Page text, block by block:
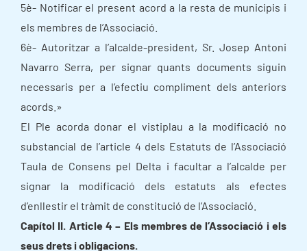
5è- Notificar el present acord a la resta de municipis i
els membres de l’Associació.
6è- Autoritzar a l’alcalde-president, Sr. Josep Antoni
Navarro Serra, per signar quants documents siguin
necessaris per a l’efectiu compliment dels anteriors
acords.»
El Ple acorda donar el vistiplau a la modificació no
substancial de l’article 4 dels Estatuts de l’Associació
Taula de Consens pel Delta i facultar a l’alcalde per
signar la modificació dels estatuts als efectes
d’enllestir el tràmit de constitució de l’Associació.
Capítol II. Article 4 – Els membres de l’Associació i els
seus drets i obligacions.